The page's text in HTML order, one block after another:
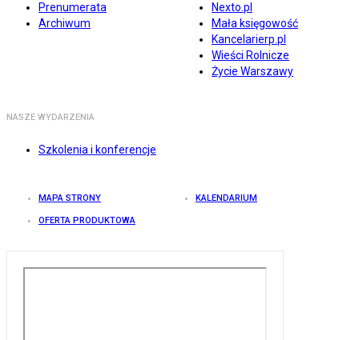
Prenumerata
Archiwum
Nexto.pl
Mała księgowość
Kancelarierp.pl
Wieści Rolnicze
Życie Warszawy
NASZE WYDARZENIA
Szkolenia i konferencje
MAPA STRONY KALENDARIUM
OFERTA PRODUKTOWA